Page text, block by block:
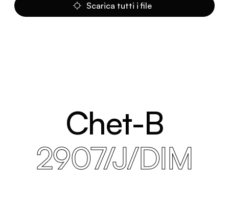
Scarica tutti i file
Chet-B
2907/J/DIM